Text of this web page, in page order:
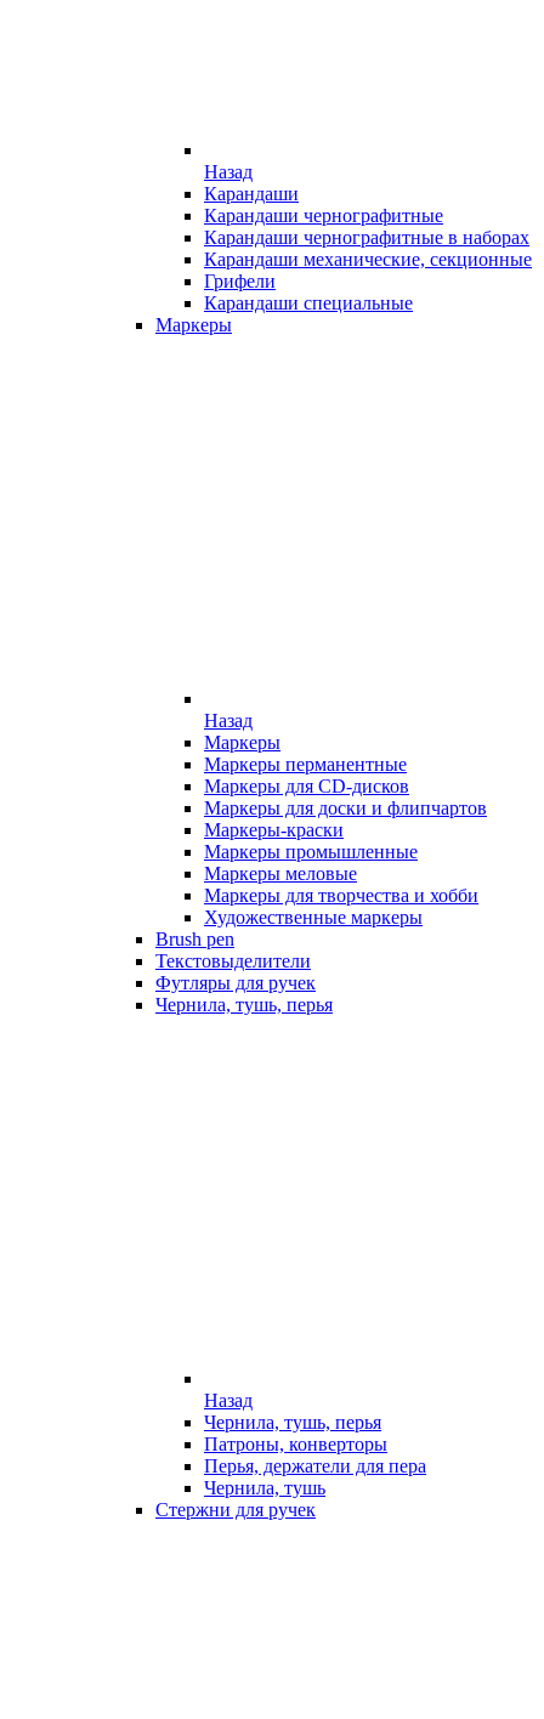
Назад
Карандаши
Карандаши чернографитные
Карандаши чернографитные в наборах
Карандаши механические, секционные
Грифели
Карандаши специальные
Маркеры
Назад
Маркеры
Маркеры перманентные
Маркеры для CD-дисков
Маркеры для доски и флипчартов
Маркеры-краски
Маркеры промышленные
Маркеры меловые
Маркеры для творчества и хобби
Художественные маркеры
Brush pen
Текстовыделители
Футляры для ручек
Чернила, тушь, перья
Назад
Чернила, тушь, перья
Патроны, конверторы
Перья, держатели для пера
Чернила, тушь
Стержни для ручек